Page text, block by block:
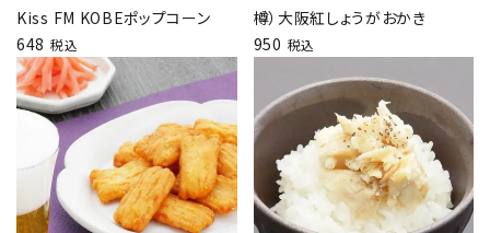
Kiss FM KOBEポップコーン
648 税込
樽）大阪紅しょうがおかき
950 税込